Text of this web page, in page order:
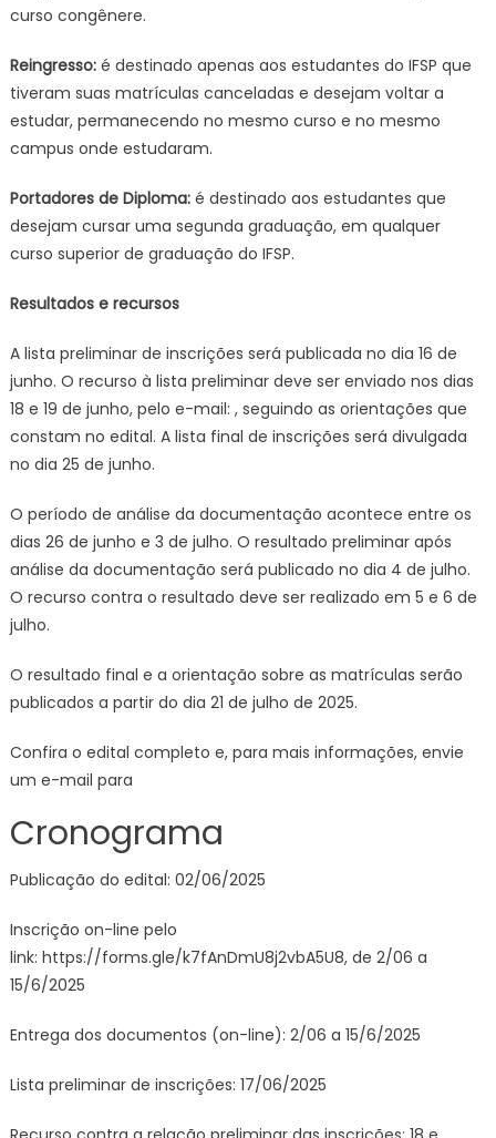
curso congênere.
Reingresso:é destinado apenas aos estudantes do IFSP que
tiveram suas matrículas canceladas e desejam voltar a
estudar, permanecendo no mesmo curso e no mesmo
campus onde estudaram.
Portadores de Diploma:é destinado aos estudantes que
desejam cursar uma segunda graduação, em qualquer
curso superior de graduação do IFSP.
Resultados e recursos
A lista preliminar de inscrições será publicada no dia 16 de
junho. O recurso à lista preliminar deve ser enviado nos dias
18 e 19 de junho, pelo e-mail: , seguindo as orientações que
constam no edital. A lista final de inscrições será divulgada
no dia 25 de junho.
O período de análise da documentação acontece entre os
dias 26 de junho e 3 de julho. O resultado preliminar após
análise da documentação será publicado no dia 4 de julho.
O recurso contra o resultado deve ser realizado em 5 e 6 de
julho.
O resultado final e a orientação sobre as matrículas serão
publicados a partir do dia 21 de julho de 2025.
Confira o edital completo e, para mais informações, envie
um e-mail para
Cronograma
Publicação do edital: 02/06/2025
Inscrição on-line pelo
link: https://forms.gle/k7fAnDmU8j2vbA5U8, de 2/06 a
15/6/2025
Entrega dos documentos (on-line): 2/06 a 15/6/2025
Lista preliminar de inscrições: 17/06/2025